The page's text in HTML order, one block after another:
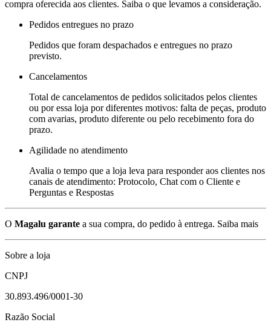
compra oferecida aos clientes. Saiba o que levamos a consideração.
Pedidos entregues no prazo
Pedidos que foram despachados e entregues no prazo
previsto.
Cancelamentos
Total de cancelamentos de pedidos solicitados pelos clientes
ou por essa loja por diferentes motivos: falta de peças, produto
com avarias, produto diferente ou pelo recebimento fora do
prazo.
Agilidade no atendimento
Avalia o tempo que a loja leva para responder aos clientes nos
canais de atendimento: Protocolo, Chat com o Cliente e
Perguntas e Respostas
O Magalu garante a sua compra, do pedido à entrega. Saiba mais
Sobre a loja
CNPJ
30.893.496/0001-30
Razão Social